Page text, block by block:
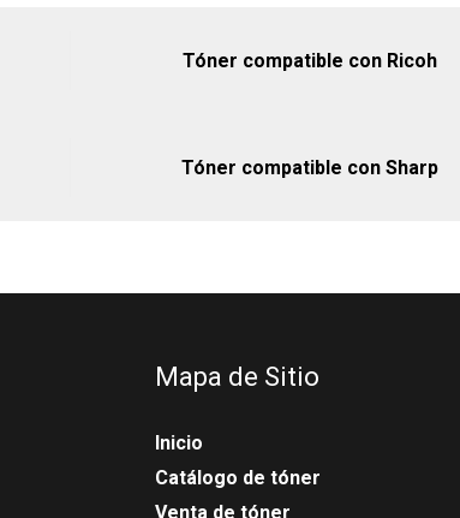
Tóner compatible con Ricoh
Tóner compatible con Sharp
Mapa de Sitio
Inicio
Catálogo de tóner
Venta de tóner